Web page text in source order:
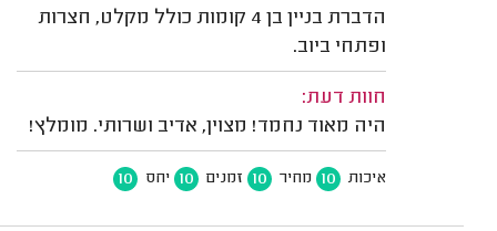
הדברת בניין בן 4 קומות כולל מקלט, חצרות
ופתחי ביוב.
חוות דעת:
היה מאוד נחמד! מצוין, אדיב ושרותי. מומלץ!
איכות 10 מחיר 10 זמנים 10 יחס 10